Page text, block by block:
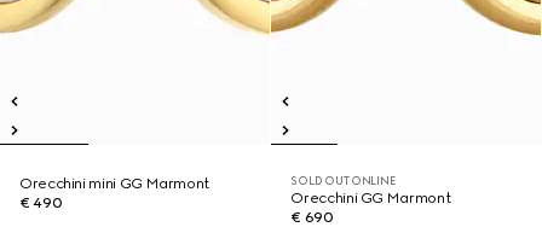
Orecchini mini GG Marmont
€ 490
SOLD OUT ONLINE
Orecchini GG Marmont
€ 690